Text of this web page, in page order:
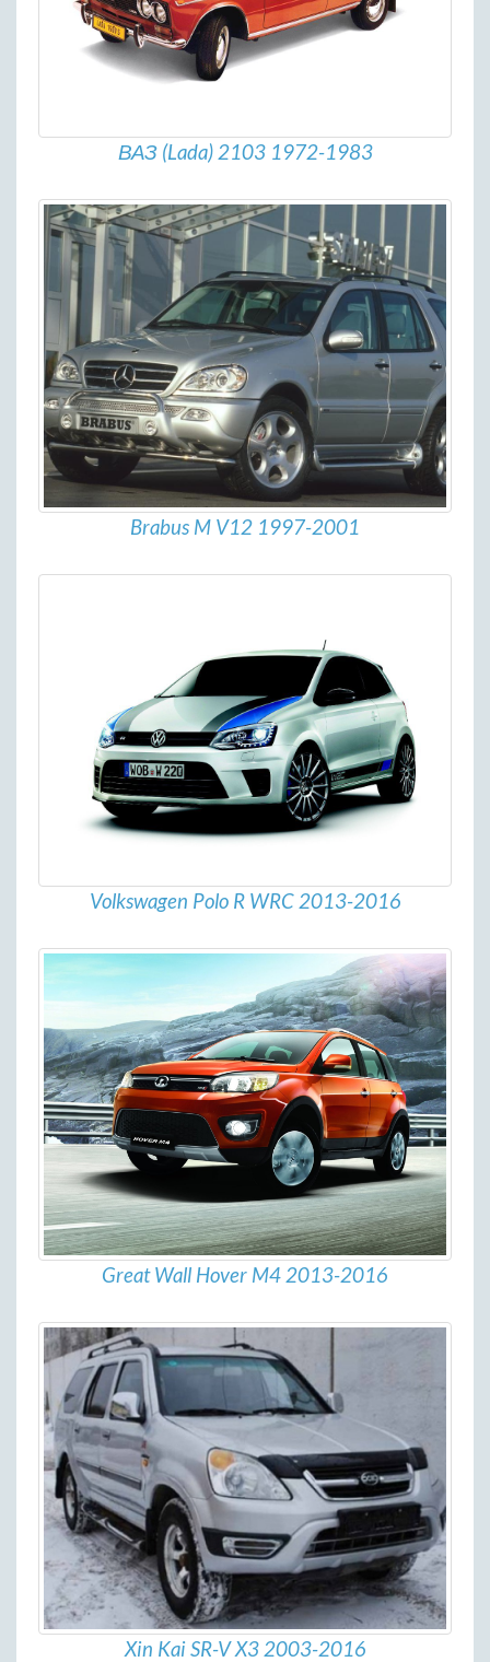
ВАЗ (Lada) 2103 1972-1983
Brabus M V12 1997-2001
Volkswagen Polo R WRC 2013-2016
Great Wall Hover M4 2013-2016
Xin Kai SR-V X3 2003-2016